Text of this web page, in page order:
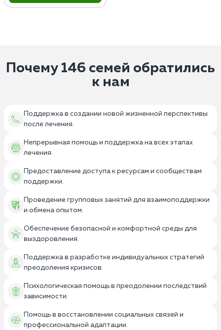
Почему 146 семей обратились
к нам
Поддержка в создании новой жизненной перспективы
после лечения.
Непрерывная помощь и поддержка на всех этапах
лечения.
Предоставление доступа к ресурсам и сообществам
поддержки.
Проведение групповых занятий для взаимоподдержки
и обмена опытом.
Обеспечение безопасной и комфортной среды для
выздоровления.
Поддержка в разработке индивидуальных стратегий
преодоления кризисов.
Психологическая помощь в преодолении последствий
зависимости.
Помощь в восстановлении социальных связей и
профессиональной адаптации.